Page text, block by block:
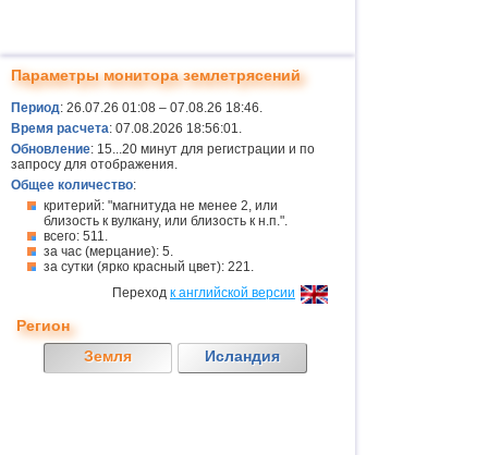
Параметры монитора землетрясений
Период: 26.07.26 01:08 – 07.08.26 18:46.
Время расчета: 07.08.2026 18:56:01.
Обновление: 15...20 минут для регистрации и по
запросу для отображения.
Общее количество:
критерий: "магнитуда не менее 2, или
близость к вулкану, или близость к н.п.".
всего: 511.
за час (мерцание): 5.
за сутки (ярко красный цвет): 221.
Переход к английской версии
Регион
Земля
Исландия